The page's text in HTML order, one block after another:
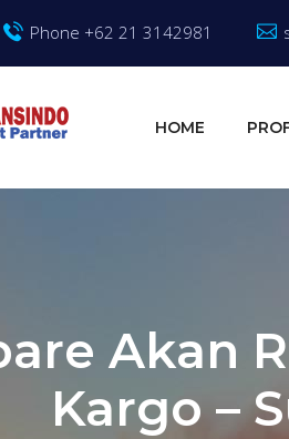
Phone +62 21 3142981
HOME
Akan
Kargo –